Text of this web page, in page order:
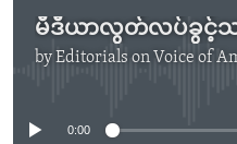
byEditorials on Voice of
0:00